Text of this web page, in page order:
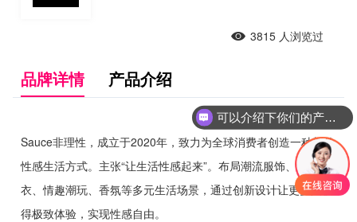
3815 人浏览过
品牌详情 产品介绍
Sauce非理性，成立于2020年，致力为全球消费者创造一种新的
性感生活方式。主张“让生活性感起来”。布局潮流服饰、性感内
衣、情趣潮玩、香氛等多元生活场景，通过创新设计让更多人获
得极致体验，实现性感自由。
可以介绍下你们的产品么